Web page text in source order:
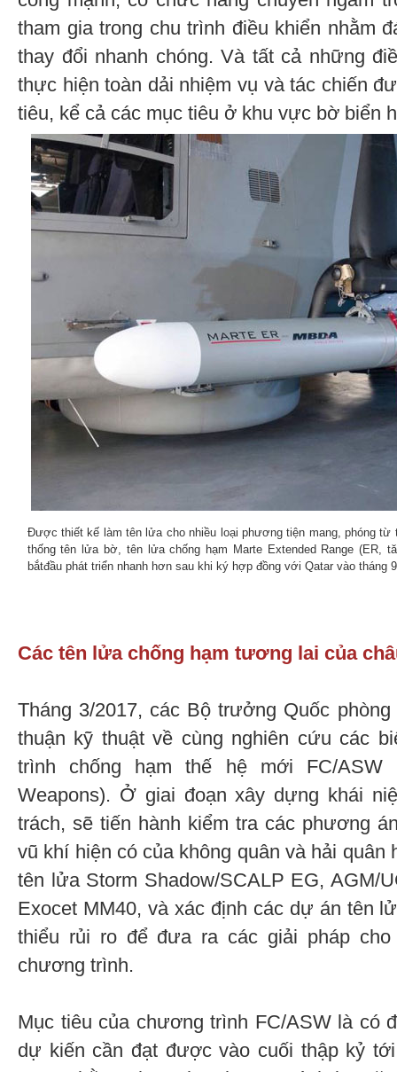
tham gia trong chu trình điều khiển nhằm
thay đổi nhanh chóng. Và tất cả những
thực hiện toàn dải nhiệm vụ và tác chiến
tiêu, kể cả các mục tiêu ở khu vực bờ biển
Được thiết kế làm tên lửa cho nhiều loại phương tiện mang, phóng
thống tên lửa bờ, tên lửa chống hạm Marte Extended Range (ER,
bắtđầu phát triển nhanh hơn sau khi ký hợp đồng với Qatar vào tháng
Các tên lửa chống hạm tương lai của
Tháng 3/2017, các Bộ trưởng Quốc
thuận kỹ thuật về cùng nghiên cứu các
trình chống hạm thế hệ mới FC/ASW
Weapons). Ở giai đoạn xây dựng khái
trách, sẽ tiến hành kiểm tra các phương
vũ khí hiện có của không quân và hải quân
tên lửa Storm Shadow/SCALP EG, AGM/
Exocet MM40, và xác định các dự án tên
thiểu rủi ro để đưa ra các giải pháp
chương trình.
Mục tiêu của chương trình FC/ASW là có
dự kiến cần đạt được vào cuối thập kỷ